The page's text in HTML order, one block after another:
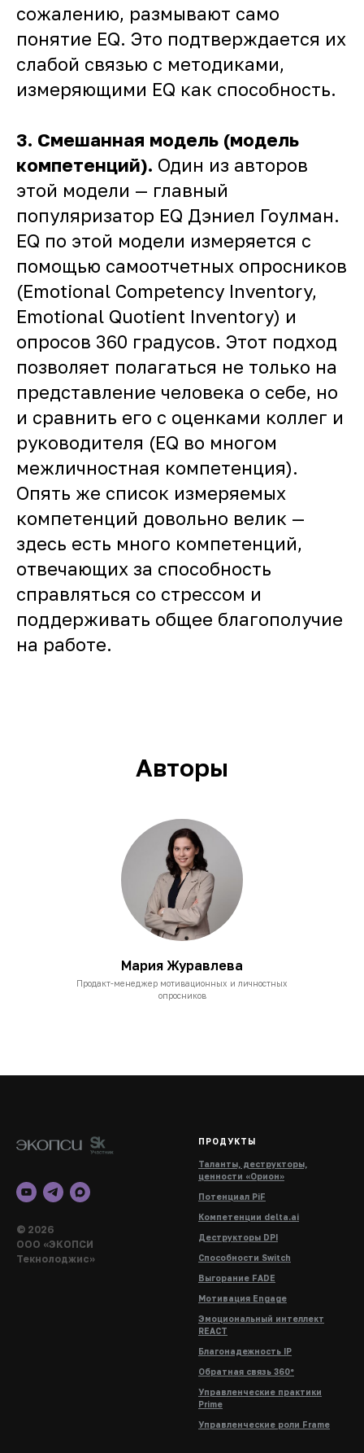
сожалению, размывают само
понятие EQ. Это подтверждается их
слабой связью с методиками,
измеряющими EQ как способность.
3. Смешанная модель (модель
компетенций). Один из авторов
этой модели — главный
популяризатор EQ Дэниел Гоулман.
EQ по этой модели измеряется с
помощью самоотчетных опросников
(Emotional Competency Inventory,
Emotional Quotient Inventory) и
опросов 360 градусов. Этот подход
позволяет полагаться не только на
представление человека о себе, но
и сравнить его с оценками коллег и
руководителя (EQ во многом
межличностная компетенция).
Опять же список измеряемых
компетенций довольно велик —
здесь есть много компетенций,
отвечающих за способность
справляться со стрессом и
поддерживать общее благополучие
на работе.
Авторы
Мария Журавлева
Продакт-менеджер мотивационных и личностных
опросников
© 2026
ООО «ЭКОПСИ
Текнолоджис»
ПРОДУКТЫ
Таланты, деструкторы,
ценности «Орион»
Потенциал PiF
Компетенции delta.ai
Деструкторы DPI
Способности Switch
Выгорание FADE
Мотивация Engage
Эмоциональный интеллект
REACT
Благонадежность IP
Обратная связь 360°
Управленческие практики
Prime
Управленческие роли Frame